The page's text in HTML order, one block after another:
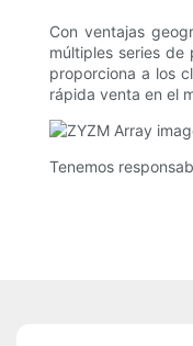
Con ventajas
múltiples series
proporciona a los
rápida venta en el
Tenemos